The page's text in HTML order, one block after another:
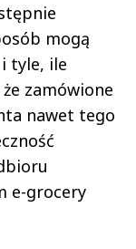
mogą
tyle, ile
zamówione
nawet tego
e-grocery